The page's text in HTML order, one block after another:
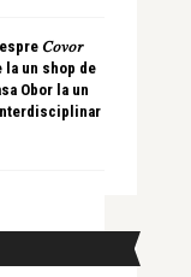
𝐶𝑜𝑣𝑜𝑟
la un shop de
Obor la un